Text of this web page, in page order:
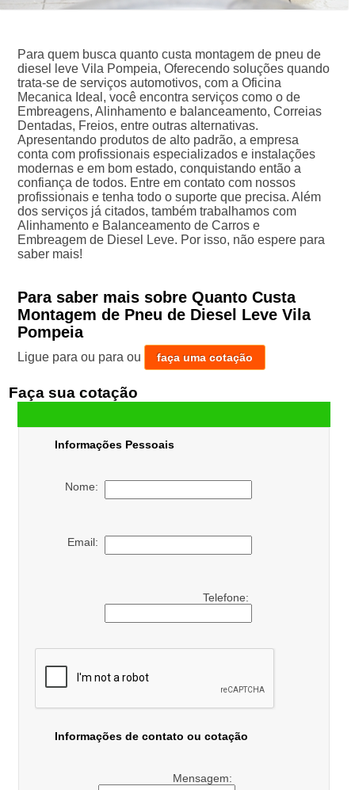
Para quem busca quanto custa montagem de pneu de
diesel leve Vila Pompeia, Oferecendo soluções quando
trata-se de serviços automotivos, com a Oficina
Mecanica Ideal, você encontra serviços como o de
Embreagens, Alinhamento e balanceamento, Correias
Dentadas, Freios, entre outras alternativas.
Apresentando produtos de alto padrão, a empresa
conta com profissionais especializados e instalações
modernas e em bom estado, conquistando então a
confiança de todos. Entre em contato com nossos
profissionais e tenha todo o suporte que precisa. Além
dos serviços já citados, também trabalhamos com
Alinhamento e Balanceamento de Carros e
Embreagem de Diesel Leve. Por isso, não espere para
saber mais!
Para saber mais sobre Quanto Custa
Montagem de Pneu de Diesel Leve Vila
Pompeia
Ligue para ou para ou faça uma cotação
Faça sua cotação
Informações Pessoais
Nome:
Email:
Telefone:
Informações de contato ou cotação
Mensagem: